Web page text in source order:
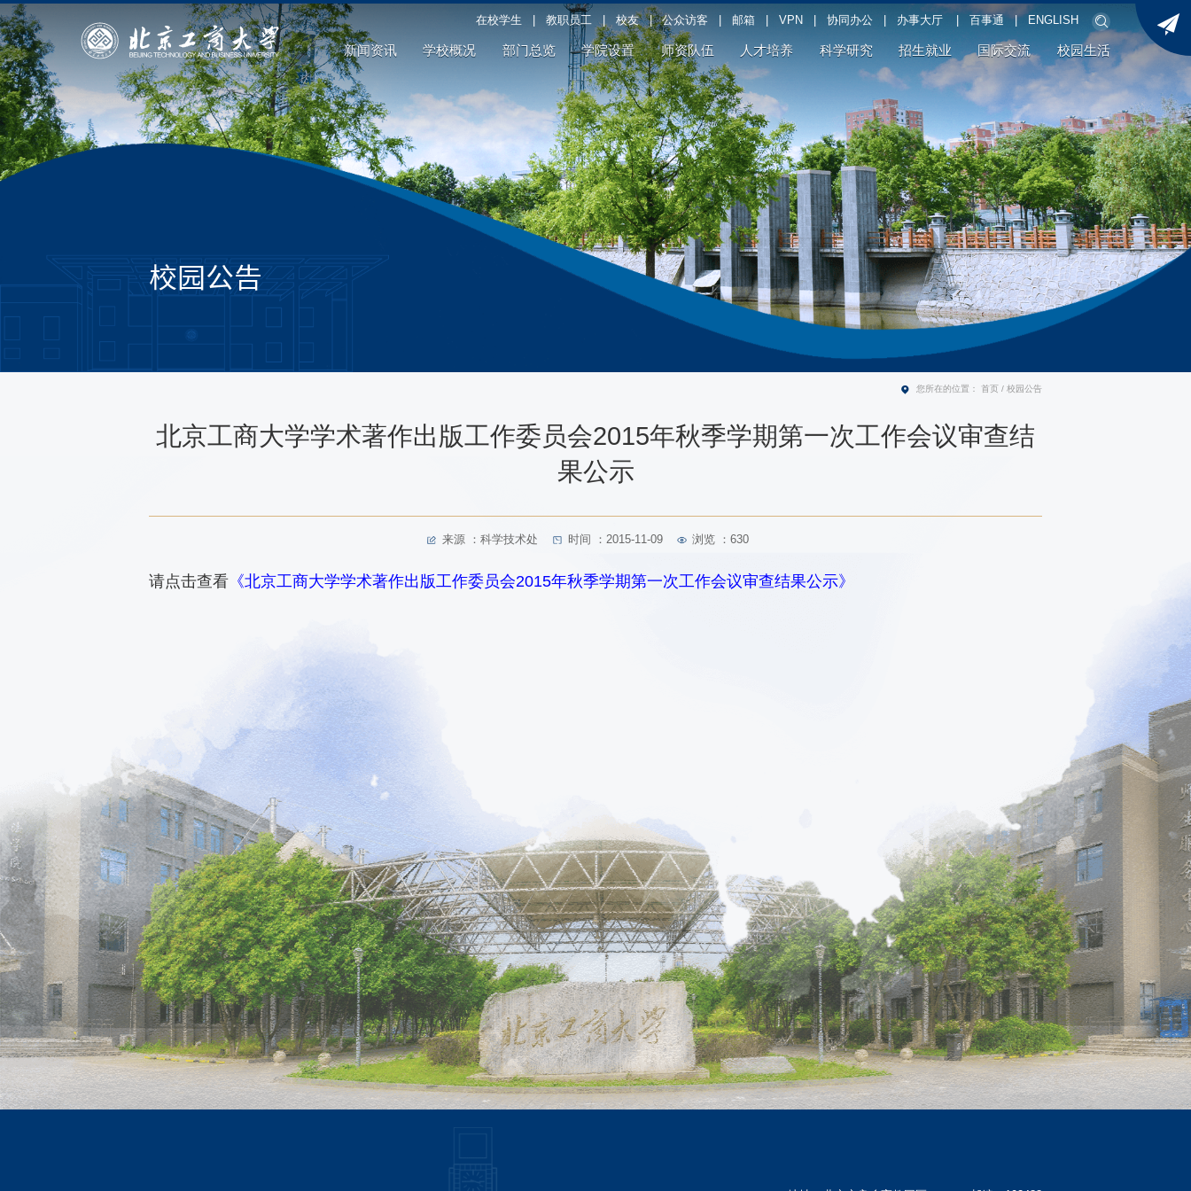
在校学生 教职员工 校友 | 公众访客 邮箱 VPN 协同办公 办事大厅 百事通 | ENGLISH
新闻资讯 学校概况 部门总览 学院设置 师资队伍 人才培养 科学研究 招生就业 国际交流 校园生活
校园公告
您所在的位置： 首页 / 校园公告
北京工商大学学术著作出版工作委员会2015年秋季学期第一次工作会议审查结
果公示
来源 ：科学技术处 时间 ：2015-11-09 浏览 ：630
请点击查看 《北京工商大学学术著作出版工作委员会2015年秋季学期第一次工作会议审查结果公示》